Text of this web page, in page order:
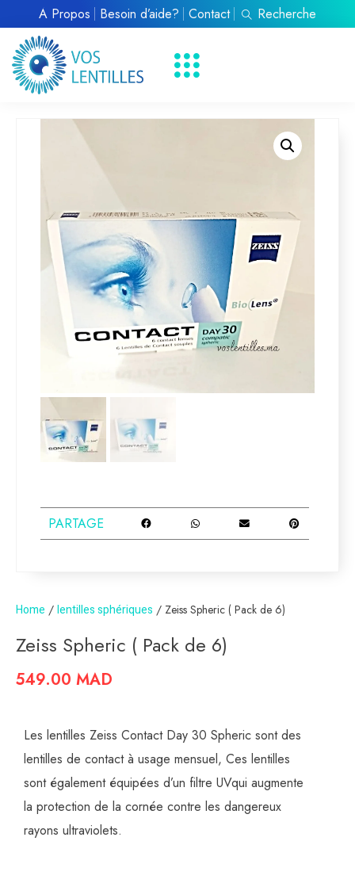
À Propos Besoin d’aide? Contact Recherche
Home / lentilles sphériques / Zeiss Spheric ( Pack de 6)
Zeiss Spheric ( Pack de 6)
549.00 MAD
Les lentilles Zeiss Contact Day 30 Spheric sont des
lentilles de contact à usage mensuel, Ces lentilles
sont également équipées d’un filtre UVqui augmente
la protection de la cornée contre les dangereux
rayons ultraviolets.
PARTAGE